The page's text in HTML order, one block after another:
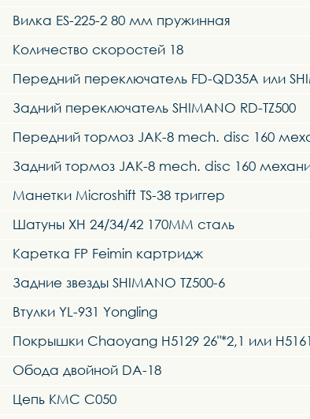
Вилка ES-225-2 80 мм пружинная
Количество скоростей 18
Передний переключатель FD-QD35A или
Задний переключатель SHIMANO RD-TZ500
Передний тормоз JAK-8 mech. disc 160
Задний тормоз JAK-8 mech. disc 160
Манетки Microshift TS-38 триггер
Шатуны XH 24/34/42 170MM сталь
Каретка FP Feimin картридж
Задние звезды SHIMANO TZ500-6
Втулки YL-931 Yongling
Покрышки Chaoyang H5129 26"*2,1 или
Обода двойной DA-18
Цепь KMC C050